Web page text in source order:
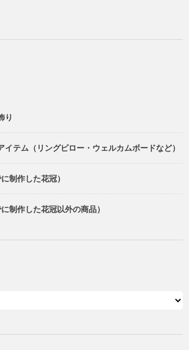
り
イテム（リングピロー・ウェルカムボードなど）
制作した花冠）
制作した花冠以外の商品）